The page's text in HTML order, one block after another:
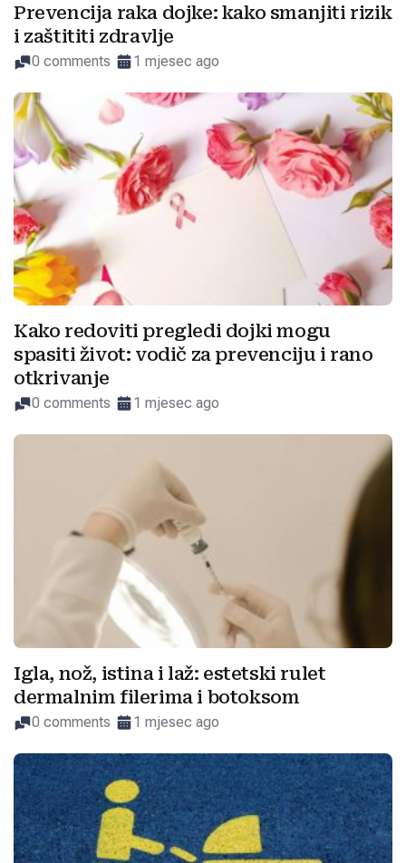
Prevencija raka dojke: kako smanjiti rizik
i zaštititi zdravlje
0 comments 1 mjesec ago
Kako redoviti pregledi dojki mogu
spasiti život: vodič za prevenciju i rano
otkrivanje
0 comments 1 mjesec ago
Igla, nož, istina i laž: estetski rulet
dermalnim filerima i botoksom
0 comments 1 mjesec ago